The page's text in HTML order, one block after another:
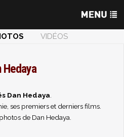
VIDÉOS
Hedaya
Dan Hedaya
ses premiers et derniers films.
de Dan Hedaya.